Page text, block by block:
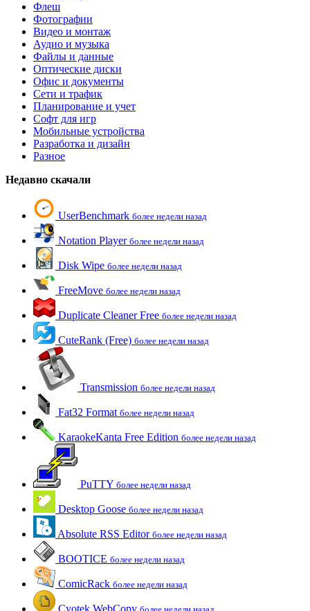
Флеш
Фотографии
Видео и монтаж
Аудио и музыка
Файлы и данные
Оптические диски
Офис и документы
Сети и трафик
Планирование и учет
Софт для игр
Мобильные устройства
Разработка и дизайн
Разное
Недавно скачали
UserBenchmark более недели назад
Notation Player более недели назад
Disk Wipe более недели назад
FreeMove более недели назад
Duplicate Cleaner Free более недели назад
CuteRank (Free) более недели назад
Transmission более недели назад
Fat32 Format более недели назад
KaraokeKanta Free Edition более недели назад
PuTTY более недели назад
Desktop Goose более недели назад
Absolute RSS Editor более недели назад
BOOTICE более недели назад
ComicRack более недели назад
Cyotek WebCopy